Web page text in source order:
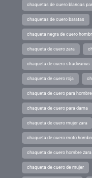
chaquetas de cuero blancas
chaquetas de cuero baratas
chaqueta negra de cuero
chaqueta de cuero zara
chaqueta de cuero stradivarius
chaqueta de cuero roja
chaqueta de cuero para
chaqueta de cuero para dama
chaqueta de cuero mujer zara
chaqueta de cuero moto
chaqueta de cuero hombre zara
chaqueta de cuero de mujer